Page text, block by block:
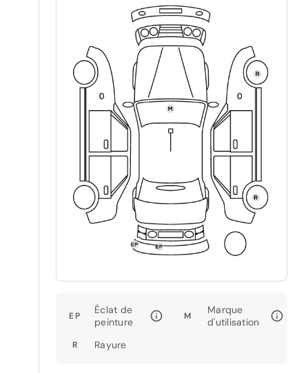
EP
Éclat de
peinture
M
Marque
d'utilisation
R Rayure